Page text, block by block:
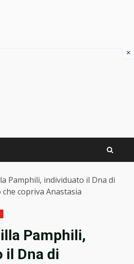
Pamphili, individuato il Dna di
copriva Anastasia
Pamphili,
il Dna di
×